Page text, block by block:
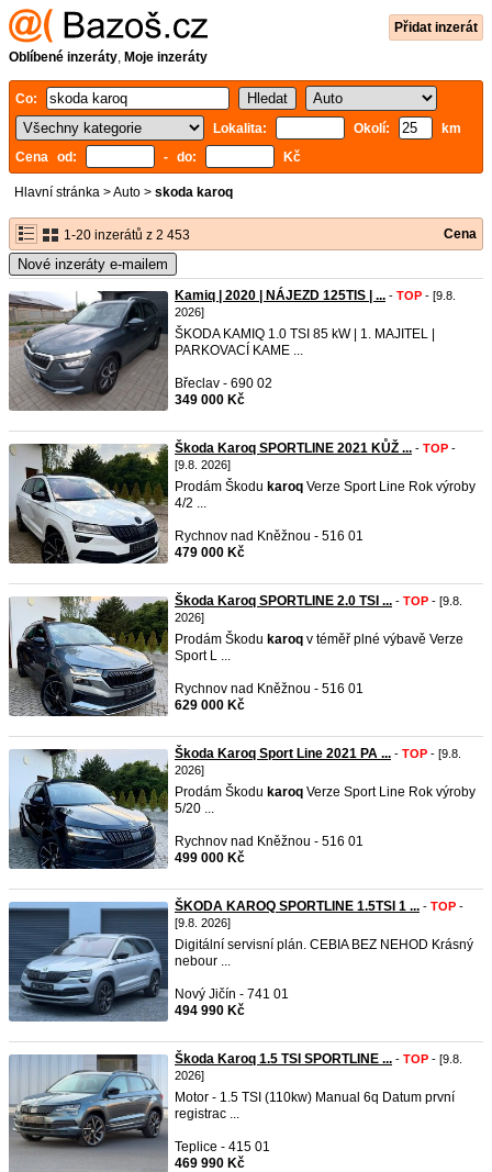
Přidat inzerát
Oblíbené inzeráty, Moje inzeráty
Co:
Lokalita:
Okolí:
km
Cena od:
- do: Kč
Hlavní stránka >Auto > skoda karoq
1-20 inzerátů z 2 453 Cena
Nové inzeráty e-mailem
Kamiq | 2020 | NÁJEZD 125TIS | ... - TOP - [9.8.
2026]
ŠKODA KAMIQ 1.0 TSI 85 kW | 1. MAJITEL |
PARKOVACÍ KAME ...
Břeclav - 690 02
349 000 Kč
Škoda Karoq SPORTLINE 2021 KŮŽ ... - TOP -
[9.8. 2026]
Prodám Škodu karoq Verze Sport Line Rok výroby
4/2 ...
Rychnov nad Kněžnou - 516 01
479 000 Kč
Škoda Karoq SPORTLINE 2.0 TSI ... - TOP - [9.8.
2026]
Prodám Škodu karoq v téměř plné výbavě Verze
Sport L ...
Rychnov nad Kněžnou - 516 01
629 000 Kč
Škoda Karoq Sport Line 2021 PA ... - TOP - [9.8.
2026]
Prodám Škodu karoq Verze Sport Line Rok výroby
5/20 ...
Rychnov nad Kněžnou - 516 01
499 000 Kč
ŠKODA KAROQ SPORTLINE 1.5TSI 1 ... - TOP -
[9.8. 2026]
Digitální servisní plán. CEBIA BEZ NEHOD Krásný
nebour ...
Nový Jičín - 741 01
494 990 Kč
Škoda Karoq 1.5 TSI SPORTLINE ... - TOP - [9.8.
2026]
Motor - 1.5 TSI (110kw) Manual 6q Datum první
registrac ...
Teplice - 415 01
469 990 Kč